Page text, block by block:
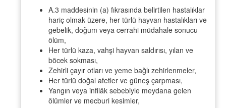
A.3 maddesinin (a) fıkrasında belirtilen hastalıklar
hariç olmak üzere, her türlü hayvan hastalıkları ve
gebelik, doğum veya cerrahi müdahale sonucu
ölüm,
Her türlü kaza, vahşi hayvan saldırısı, yılan ve
böcek sokması,
Zehirli çayır otları ve yeme bağlı zehirlenmeler,
Her türlü doğal afetler ve güneş çarpması,
Yangın veya infilâk sebebiyle meydana gelen
ölümler ve mecburi kesimler,